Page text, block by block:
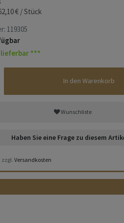
€ / Stück
119305
***
In den Warenkorb
Wunschliste
Haben Sie eine Frage zu diesem
zzgl.Versandkosten